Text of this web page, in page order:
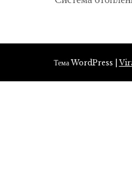
Тема WordPress |